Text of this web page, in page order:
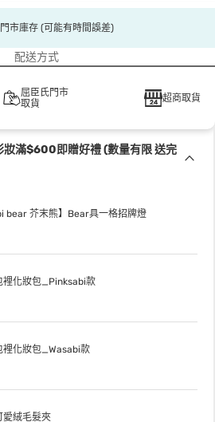
市庫存 (可能有時間誤差)
配送方式
屈臣氏門市
取貨
超商取貨
妝滿$600即贈好禮 (數量有限 送完
bear 芥末熊】Bear具一格招牌燈
裡化妝包_Pinksabi款
裡化妝包_Wasabi款
愛絨毛髮夾